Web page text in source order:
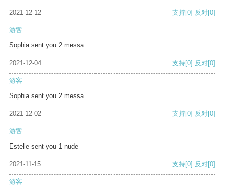
2021-12-12 支持[0] 反对[0]
游客
Sophia sent you 2 messa
2021-12-04 支持[0] 反对[0]
游客
Sophia sent you 2 messa
2021-12-02 支持[0] 反对[0]
游客
Estelle sent you 1 nude
2021-11-15 支持[0] 反对[0]
游客